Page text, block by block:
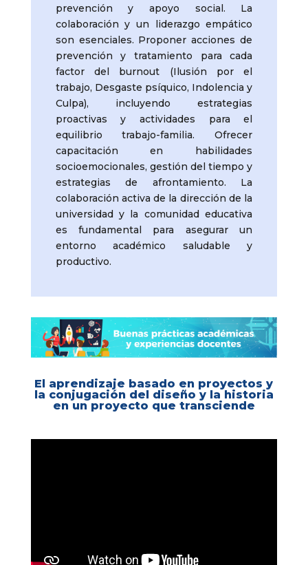
prevención y apoyo social. La
colaboración y un liderazgo empático
son esenciales. Proponer acciones de
prevención y tratamiento para cada
factor del burnout (Ilusión por el
trabajo, Desgaste psíquico, Indolencia y
Culpa), incluyendo estrategias
proactivas y actividades para el
equilibrio trabajo-familia. Ofrecer
capacitación en habilidades
socioemocionales, gestión del tiempo y
estrategias de afrontamiento. La
colaboración activa de la dirección de la
universidad y la comunidad educativa
es fundamental para asegurar un
entorno académico saludable y
productivo.
El aprendizaje basado en proyectos y
la conjugación del diseño y la historia
en un proyecto que transciende